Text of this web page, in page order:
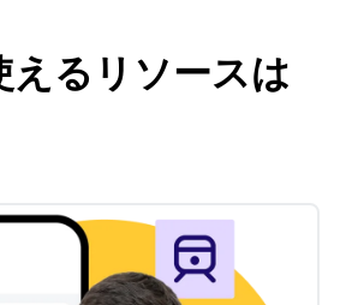
えるリソースは